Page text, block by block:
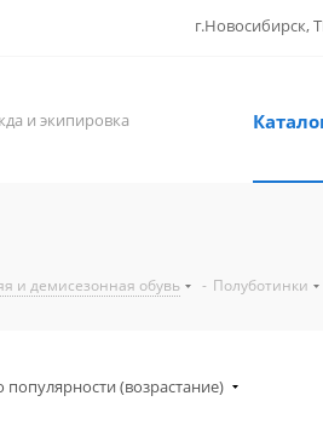
г.Новосибирск,
и экипировка
и демисезонная обувь - Полуботинки
популярности (возрастание)